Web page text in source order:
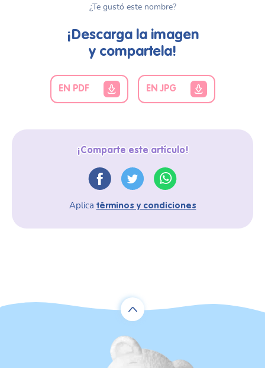
¿Te gustó este nombre?
¡Descarga la imagen
y compartela!
EN PDF EN JPG
¡Comparte este artículo!
Aplica términos y condiciones